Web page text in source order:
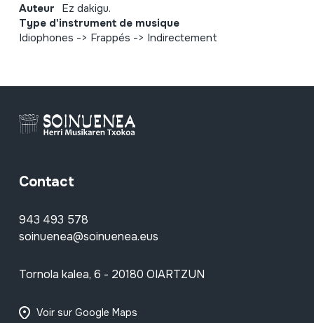
Auteur Ez dakigu.
Type d'instrument de musique
Idiophones -> Frappés -> Indirectement
Contact
943 493 578
soinuenea@soinuenea.eus
Tornola kalea, 6 - 20180 OIARTZUN
Voir sur Google Maps